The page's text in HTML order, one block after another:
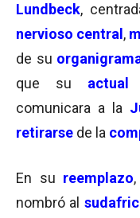
Lundbeck,
nervioso central ,
de su
que su actual
comunicara a la
retirarse de la
En su reemplazo
nombró al